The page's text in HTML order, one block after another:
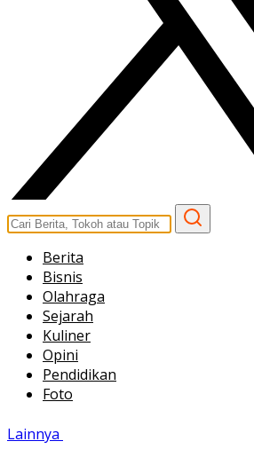
Berita
Bisnis
Olahraga
Sejarah
Kuliner
Opini
Pendidikan
Foto
Lainnya